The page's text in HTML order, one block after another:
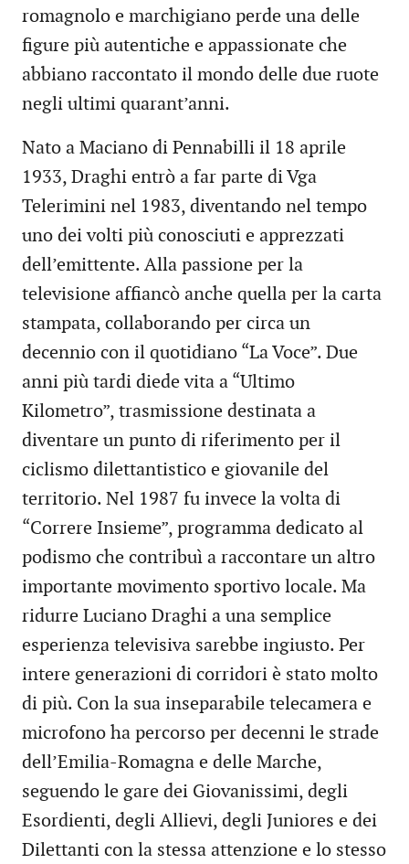
romagnolo e marchigiano perde una delle
figure più autentiche e appassionate che
abbiano raccontato il mondo delle due ruote
negli ultimi quarant’anni.
Nato a Maciano di Pennabilli il 18 aprile
1933, Draghi entrò a far parte di Vga
Telerimini nel 1983, diventando nel tempo
uno dei volti più conosciuti e apprezzati
dell’emittente. Alla passione per la
televisione affiancò anche quella per la carta
stampata, collaborando per circa un
decennio con il quotidiano “La Voce”. Due
anni più tardi diede vita a “Ultimo
Kilometro”, trasmissione destinata a
diventare un punto di riferimento per il
ciclismo dilettantistico e giovanile del
territorio. Nel 1987 fu invece la volta di
“Correre Insieme”, programma dedicato al
podismo che contribuì a raccontare un altro
importante movimento sportivo locale. Ma
ridurre Luciano Draghi a una semplice
esperienza televisiva sarebbe ingiusto. Per
intere generazioni di corridori è stato molto
di più. Con la sua inseparabile telecamera e
microfono ha percorso per decenni le strade
dell’Emilia-Romagna e delle Marche,
seguendo le gare dei Giovanissimi, degli
Esordienti, degli Allievi, degli Juniores e dei
Dilettanti con la stessa attenzione e lo stesso